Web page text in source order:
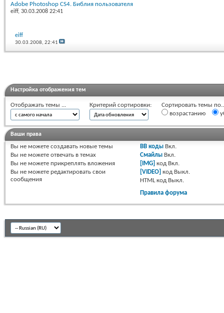
Adobe Photoshop CS4. Библия пользователя
eiff, 30.03.2008 22:41
eiff
30.03.2008,22:41
Настройка отображения тем
Отображать темы ... Критерий сортировки:
Сортировать темы
возрастанию
Ваши права
Вы не можете создавать новые темы
Вы не можете отвечать в темах
Вы не можете прикреплять вложения
Вы не можете редактировать свои
сообщения
BB коды Вкл.
Смайлы Вкл.
[IMG] код Вкл.
[VIDEO] код Выкл.
HTML код Выкл.
Правила форума